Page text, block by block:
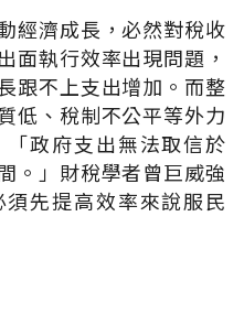
經濟成長，必然對稅收
面執行效率出現問題，
跟不上支出增加。而整
低、稅制不公平等外力
政府支出無法取信於
。」財稅學者曾巨威強
先提高效率來說服民